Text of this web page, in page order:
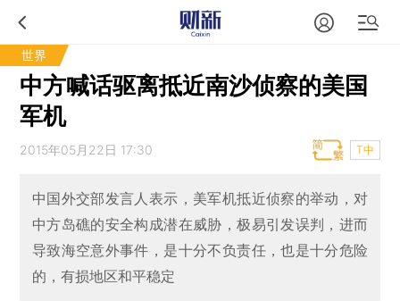
世界
中方喊话驱离抵近南沙侦察的美国
军机
2015年05月22日 17:30 T中
中国外交部发言人表示，美军机抵近侦察的举动，对
中方岛礁的安全构成潜在威胁，极易引发误判，进而
导致海空意外事件，是十分不负责任，也是十分危险
的，有损地区和平稳定